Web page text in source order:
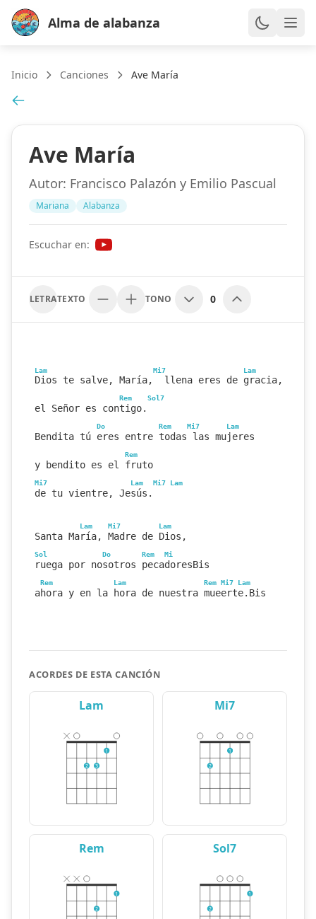
Alma de alabanza
Inicio Canciones Ave María
Ave María
Autor: Francisco Palazón y Emilio Pascual
Mariana Alabanza
Escuchar en:
LETRATEXTO TONO 0
Lam Mi7 Lam
Dios te salve, María,  llena eres de gracia,
Rem Sol7
el Señor es contigo.
Do Rem Mi7 Lam
Bendita tú eres entre todas las mujeres
Rem
y bendito es el fruto
Mi7 Lam Mi7 Lam
de tu vientre, Jesús.
Lam Mi7 Lam
Santa María, Madre de Dios,
Sol Do Rem Mi
ruega por nosotros pecadoresBis
Rem Lam Rem Mi7 Lam
ahora y en la hora de nuestra mueerte.Bis
ACORDES DE ESTA CANCIÓN
Lam
2 3
1
Mi7
2
1
Rem
2
1
Sol7
2
1